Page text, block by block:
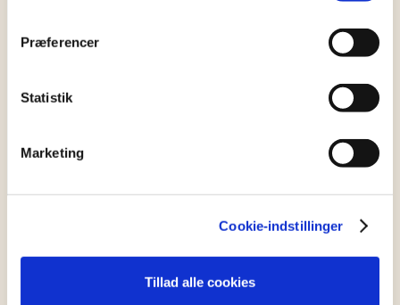
Præferencer
Statistik
Marketing
Cookie-indstillinger
Tillad alle cookies
udvikler dine kompetencer og skaber værdi
Fagområder